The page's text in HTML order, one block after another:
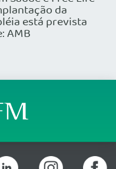
da
está prevista
AMB